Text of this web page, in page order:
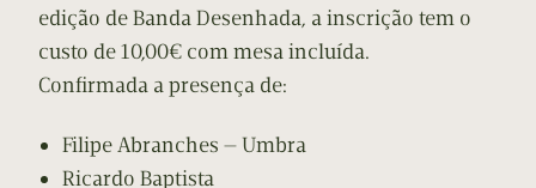
edição de Banda Desenhada, a inscrição tem o
custo de 10,00€ com mesa incluída.
Confirmada a presença de:
Filipe Abranches — Umbra
Ricardo Baptista